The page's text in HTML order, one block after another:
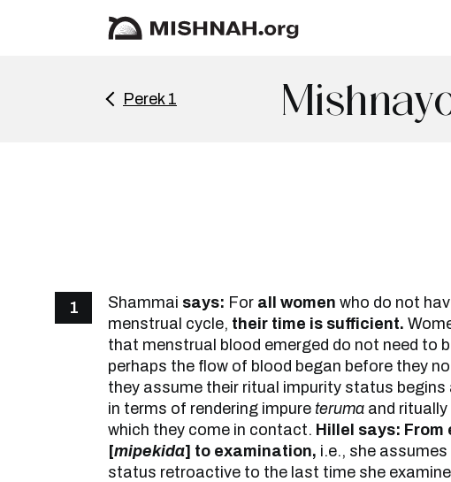
Perek 1
1 Shammai says: For all women who do not
menstrual cycle, their time is sufficient.
that menstrual blood emerged do not need to
perhaps the flow of blood began before they
they assume their ritual impurity status
in terms of rendering impure teruma and
which they come in contact. Hillel says:
[mipekida] to examination, i.e., she
status retroactive to the last time she